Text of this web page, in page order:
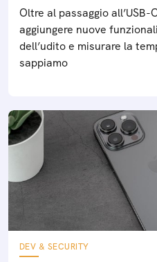
Oltre al passaggio all’USB-
aggiungere nuove
dell’udito e misurare la
sappiamo
DEV & SECURITY